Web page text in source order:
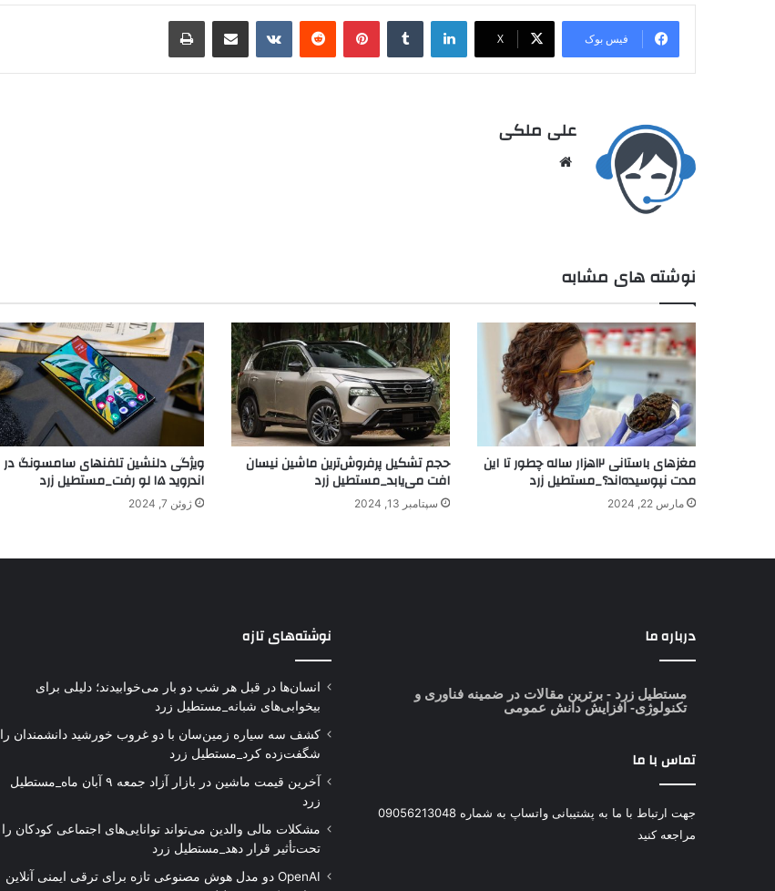
فیس بوک X
علی ملکی
نوشته های مشابه
مغزهای باستانی ۱۲هزار ساله چطور تا این
مدت نپوسیده‌اند؟_مستطیل زرد
مارس 22, 2024
حجم تشکیل پرفروش‌ترین ماشین نیسان
افت می‌یابد_مستطیل زرد
سپتامبر 13, 2024
ویژگی دلنشین تلفنهای سامسونگ در
اندروید ۱۵ لو رفت_مستطیل زرد
ژوئن 7, 2024
درباره ما
مستطیل زرد - برترین مقالات در ضمینه فناوری و
تکنولوژی- افزایش دانش عمومی
تماس با ما
جهت ارتباط با ما به پشتیبانی واتساپ به شماره 09056213048
مراجعه کنید
نوشته‌های تازه
انسان‌ها در قبل هر شب دو بار می‌خوابیدند؛ دلیلی برای
بیخوابی‌های شبانه_مستطیل زرد
کشف سه سیاره زمین‌سان با دو غروب خورشید دانشمندان را
شگفت‌زده کرد_مستطیل زرد
آخرین قیمت ماشین در بازار آزاد جمعه ۹ آبان ماه_مستطیل
زرد
مشکلات مالی والدین می‌تواند توانایی‌های اجتماعی کودکان را
تحت‌تأثیر قرار دهد_مستطیل زرد
OpenAI دو مدل هوش مصنوعی تازه برای ترقی ایمنی آنلاین